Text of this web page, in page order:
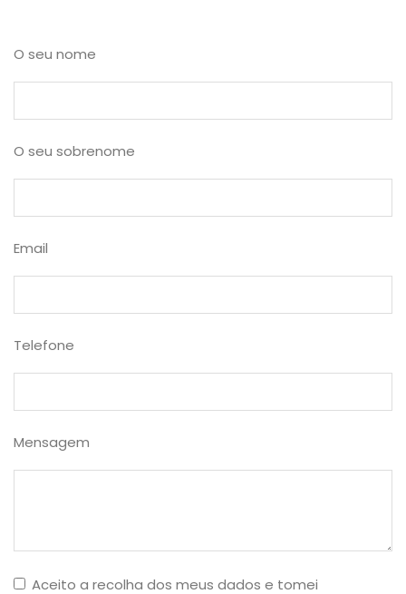
O seu nome
O seu sobrenome
Email
Telefone
Mensagem
Aceito a recolha dos meus dados e tomei